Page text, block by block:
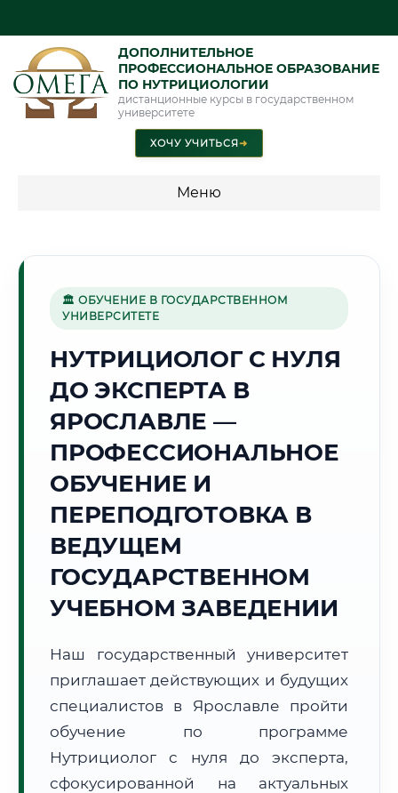
ДОПОЛНИТЕЛЬНОЕ
ПРОФЕССИОНАЛЬНОЕ ОБРАЗОВАНИЕ
ПО НУТРИЦИОЛОГИИ
дистанционные курсы в государственном
университете
ХОЧУ УЧИТЬСЯ➜
Меню
🐻
Г. ЯРОСЛАВЛЬ
02:03:47
2026 г.
Погода в г. Ярославль: +20°C, Пасмурно
🌅 Восход: 04:28
📍 Региональная справка г. Ярославль
Почтовые индексы:
150000–150999
Часовой пояс:
МСК (UTC+3)
Формат учебы:
Дистанционно
🗺️ Зона обслуживания: г. Ярославль
🏛 ОБУЧЕНИЕ В ГОСУДАРСТВЕННОМ
УНИВЕРСИТЕТЕ
НУТРИЦИОЛОГ С НУЛЯ
ДО ЭКСПЕРТА В
ЯРОСЛАВЛЕ —
ПРОФЕССИОНАЛЬНОЕ
ОБУЧЕНИЕ И
ПЕРЕПОДГОТОВКА В
ВЕДУЩЕМ
ГОСУДАРСТВЕННОМ
УЧЕБНОМ ЗАВЕДЕНИИ
Наш государственный университет
приглашает действующих и будущих
специалистов в Ярославле пройти
обучение по программе
Нутрициолог с нуля до эксперта,
сфокусированной на актуальных